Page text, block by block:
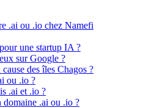
.ai ou .io chez Namefi
une startup IA ?
sur Google ?
des îles Chagos ?
ou .io ?
.ai et .io ?
.ai ou .io ?